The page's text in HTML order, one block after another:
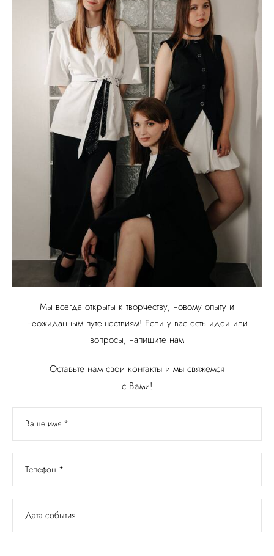
Мы всегда открыты к творчеству, новому опыту и
неожиданным путешествиям! Если у вас есть идеи или
вопросы, напишите нам
Оставьте нам свои контакты и мы свяжемся
с Вами!
Ваше имя *
Телефон *
Дата события